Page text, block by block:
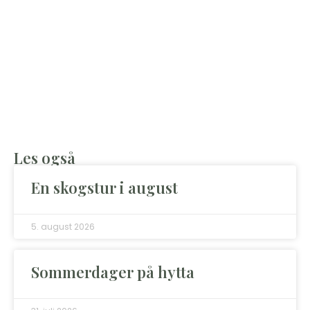
Les også
En skogstur i august
5. august 2026
Sommerdager på hytta